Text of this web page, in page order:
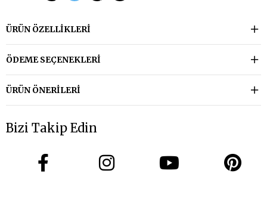
ÜRÜN ÖZELLIKLERI
ÖDEME SEÇENEKLERI
ÜRÜN ÖNERILERI
Bizi Takip Edin